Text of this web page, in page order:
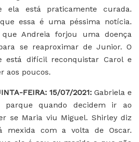
ela está praticamente curada.
essa é uma péssima notícia.
que Andreia forjou uma doença
se reaproximar de Junior. O
está difícil reconquistar Carol e
aos poucos.
FEIRA: 15/07/2021: Gabriela e
parque quando decidem ir ao
se Maria viu Miguel. Shirley diz
mexida com a volta de Oscar.